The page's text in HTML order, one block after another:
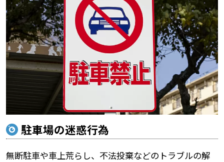
駐車場の迷惑行為
無断駐車や車上荒らし、不法投棄などのトラブルの解